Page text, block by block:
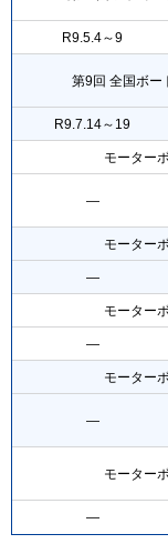
R9.5.4～9
第9回 全国ボー
R9.7.14～19
モーター
―
モーター
―
モーター
―
モーター
―
モーター
―